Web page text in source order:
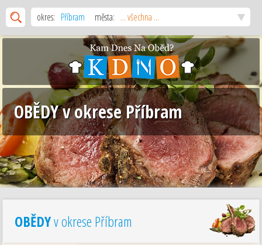
okres: Příbram města: ... všechna ...
OBĚDY v okrese Příbram
OBĚDYv okrese Příbram